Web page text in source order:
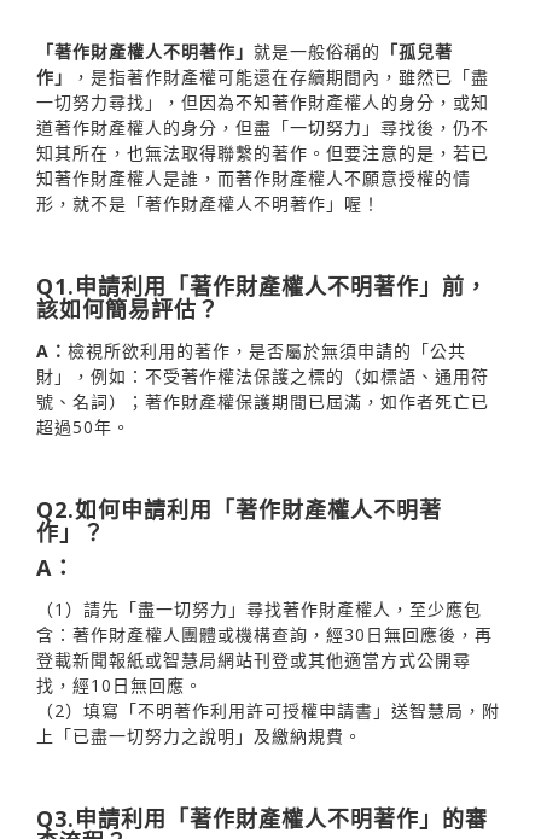
「著作財產權人不明著作」 就是一般俗稱的 「孤兒著
作」
，是指著作財產權可能還在存續期間內，雖然已「盡
一切努力尋找」，但因為不知著作財產權人的身分，或知
道著作財產權人的身分，但盡「一切努力」尋找後，仍不
知其所在，也無法取得聯繫的著作。但要注意的是，若已
知著作財產權人是誰，而著作財產權人不願意授權的情
形，就不是「著作財產權人不明著作」喔！
Q1.申請利用「著作財產權人不明著作」前，
該如何簡易評估？
A： 檢視所欲利用的著作，是否屬於無須申請的「公共
財」，例如：不受著作權法保護之標的（如標語、通用符
號、名詞）；著作財產權保護期間已屆滿，如作者死亡已
超過50年。
Q2.如何申請利用「著作財產權人不明著
作」？
A：
（1）請先「盡一切努力」尋找著作財產權人，至少應包
含：著作財產權人團體或機構查詢，經30日無回應後，再
登載新聞報紙或智慧局網站刊登或其他適當方式公開尋
找，經10日無回應。
（2）填寫「不明著作利用許可授權申請書」送智慧局，附
上「已盡一切努力之說明」及繳納規費。
Q3.申請利用「著作財產權人不明著作」的審